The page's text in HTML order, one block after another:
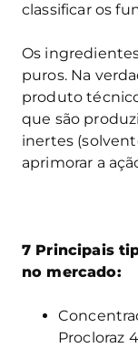
classificar os
Os
puros. Na
produto
que são
inertes
aprimorar a
7 Principais
no mercado:
Procloraz